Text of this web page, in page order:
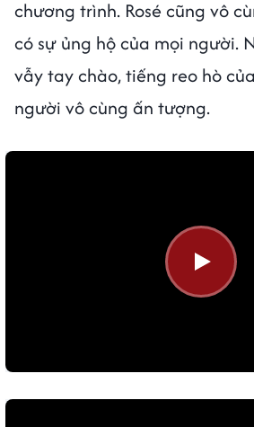
chương trình. Rosé cũng vô
có sự ủng hộ của mọi người.
vẫy tay chào, tiếng reo hò
người vô cùng ấn tượng.